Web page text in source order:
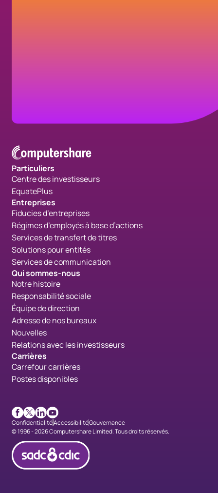
Particuliers
Centre des investisseurs
EquatePlus
Entreprises
Fiducies d’entreprises
Régimes d’employés à base d’actions
Services de transfert de titres
Solutions pour entités
Services de communication
Qui sommes-nous
Notre histoire
Responsabilité sociale
Équipe de direction
Adresse de nos bureaux
Nouvelles
Relations avec les investisseurs
Carrières
Carrefour carrières
Postes disponibles
Facebook
X LinkedInYoutube
ConfidentialitéAccessibilitéGouvernance
© 1996 - 2026 Computershare Limited. Tous droits réservés.